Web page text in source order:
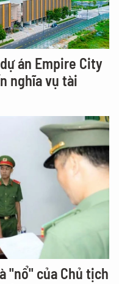
án Empire City
nghĩa vụ tài
"nổ" của Chủ tịch